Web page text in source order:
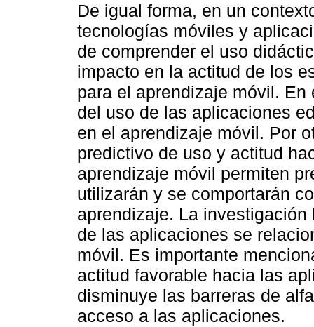
De igual forma, en un
tecnologías móviles y
de comprender el uso
impacto en la actitud de los
para el aprendizaje móvil.
del uso de las aplicaciones
en el aprendizaje móvil. Por
predictivo de uso y actitud
aprendizaje móvil permiten
utilizarán y se comportarán
aprendizaje. La
de las aplicaciones se
móvil. Es importante
actitud favorable hacia las
disminuye las barreras de
acceso a las aplicaciones.